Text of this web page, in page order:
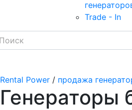
Trade - In
Rental Power / продажа
Генераторы